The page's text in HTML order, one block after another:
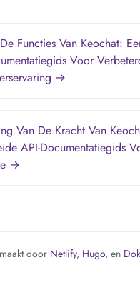
Functies Van Keochat:
Voor
→
Van De Kracht Van
API-Documentatiegids
→
door Netlify, Hugo, en